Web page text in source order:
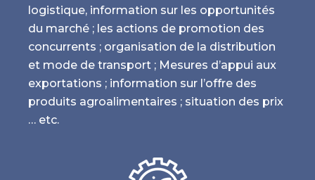
logistique, information sur les opportunités
du marché ; les actions de promotion des
concurrents ; organisation de la distribution
et mode de transport ; Mesures d’appui aux
exportations ; information sur l’offre des
produits agroalimentaires ; situation des prix
… etc.